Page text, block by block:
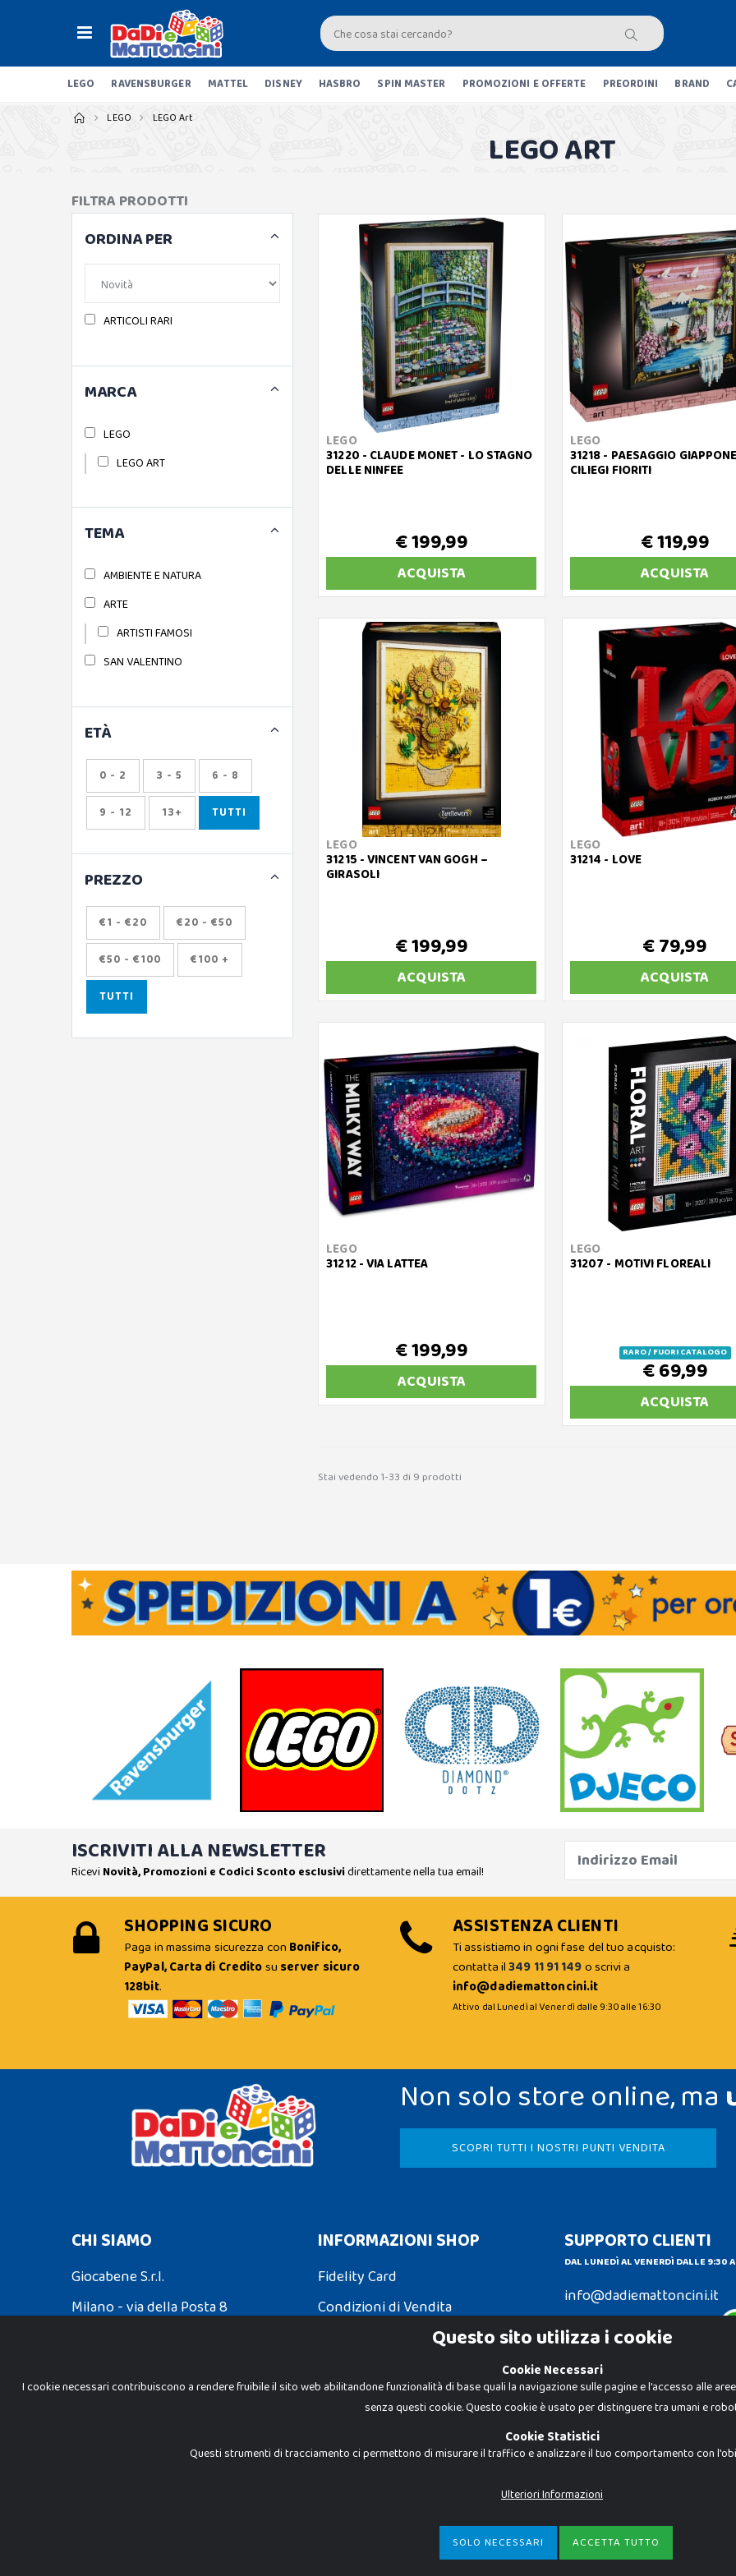
LEGO RAVENSBURGER MATTEL DISNEY HASBRO SPIN MASTER PROMOZIONI E OFFERTE PREORDINI BRAND
LEGO LEGO Art
LEGO ART
LEGO
31220 - CLAUDE MONET - LO STAGNO
DELLE NINFEE
€ 199,99
ACQUISTA
LEGO
31218 - PAESAGGIO
CILIEGI FIORITI
€ 119,99
ACQUISTA
LEGO
31215 - VINCENT VAN GOGH –
GIRASOLI
€ 199,99
ACQUISTA
LEGO
31214 - LOVE
€ 79,99
ACQUISTA
LEGO
31212 - VIA LATTEA
€ 199,99
ACQUISTA
LEGO
31207 - MOTIVI FLOREALI
RARO / FUORI CATALOGO
€ 69,99
ACQUISTA
Stai vedendo 1-33 di 9 prodotti
FILTRA PRODOTTI
ORDINA PER
ARTICOLI RARI
MARCA
LEGO
LEGO ART
TEMA
AMBIENTE E NATURA
ARTE
ARTISTI FAMOSI
SAN VALENTINO
ETÀ
0 - 2 3 - 5 6 - 8
9 - 12 13+ TUTTI
PREZZO
€1 - €20 €20 - €50
€50 - €100 €100 +
TUTTI
ISCRIVITI ALLA NEWSLETTER
Ricevi Novità, Promozioni e Codici Sconto esclusividirettamente nella tua email!
SHOPPING SICURO
Paga in massima sicurezza con Bonifico,
PayPal, Carta di Creditosu server sicuro
128bit.
ASSISTENZA CLIENTI
Ti assistiamo in ogni fase del tuo acquisto:
contatta il349 11 91 149o scrivi a
info@dadiemattoncini.it
Attivo dal Lunedì al Venerdì dalle 9:30 alle 16:30
Non solo store online, ma
SCOPRI TUTTI I NOSTRI PUNTI VENDITA
CHI SIAMO
Giocabene S.r.l.
Milano - via della Posta 8
INFORMAZIONI SHOP
Fidelity Card
Condizioni di Vendita
SUPPORTO CLIENTI
DAL LUNEDÌ AL VENERDÌ DALLE 9:30
info@dadiemattoncini.it
Contattaci su Whatsapp
Dadi e Mattoncini è un brand di
proprietà dei rispettivi titolari.
I prezzi e le promozioni pubblicate
Giocabene Srl - via della Posta 8, 20123
Questo sito utilizza i cookie
Cookie Necessari
I cookie necessari contribuiscono a rendere fruibile il sito web abilitandone funzionalità di base quali la navigazione sulle pagine e l'accesso alle
senza questi cookie. Questo cookie è usato per distinguere tra umani e
Cookie Statistici
Questi strumenti di tracciamento ci permettono di misurare il traffico e analizzare il tuo comportamento con
Ulteriori Informazioni
SOLO NECESSARI ACCETTA TUTTO